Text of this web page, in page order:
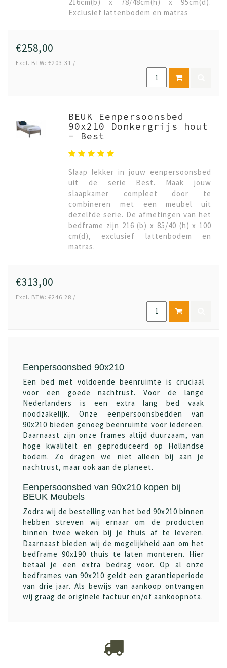
Exclusief lattenbodem en matras
€258,00
Excl. BTW: €203,31 /
BEUK Eenpersoonsbed
90x210 Donkergrijs hout
- Best
Slaap lekker in jouw eenpersoonsbed
uit de serie Best. Maak jouw
slaapkamer compleet door te
combineren met een meubel uit
dezelfde serie. De afmetingen van het
bedframe zijn 216 (b) x 85/40 (h) x 100
cm(d), exclusief lattenbodem en
matras.
€313,00
Excl. BTW: €246,28 /
Eenpersoonsbed 90x210
Een bed met voldoende beenruimte is cruciaal
voor een goede nachtrust. Voor de lange
Nederlanders is een extra lang bed vaak
noodzakelijk. Onze eenpersoonsbedden van
90x210 bieden genoeg beenruimte voor iedereen.
Daarnaast zijn onze frames altijd duurzaam, van
hoge kwaliteit en geproduceerd op Hollandse
bodem. Zo dragen we niet alleen bij aan je
nachtrust, maar ook aan de planeet.
Eenpersoonsbed van 90x210 kopen bij
BEUK Meubels
Zodra wij de bestelling van het bed 90x210 binnen
hebben streven wij ernaar om de producten
binnen twee weken bij je thuis af te leveren.
Daarnaast bieden wij de mogelijkheid aan om het
bedframe 90x190 thuis te laten monteren. Hier
betaal je een extra bedrag voor. Op al onze
bedframes van 90x210 geldt een garantieperiode
van drie jaar. Als bewijs van aankoop ontvangen
wij graag de originele factuur en/of aankoopnota.